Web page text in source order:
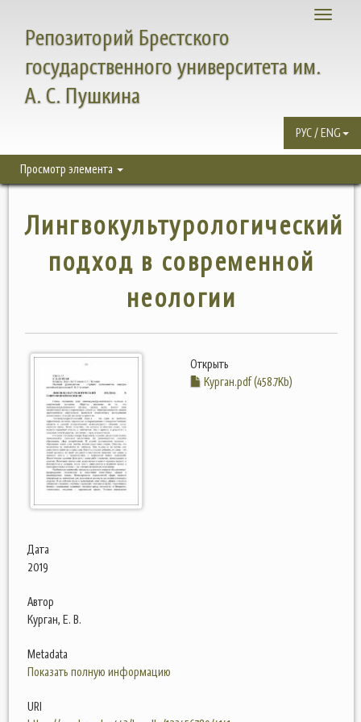
Toggle
Репозиторий Брестского
государственного университета им.
А. С. Пушкина
РУС / ENG
Просмотр элемента
Лингвокультурологический
подход в современной
неологии
Открыть
Курган.pdf (458.7Kb)
Дата
2019
Автор
Курган, Е. В.
Metadata
Показать полную информацию
URI